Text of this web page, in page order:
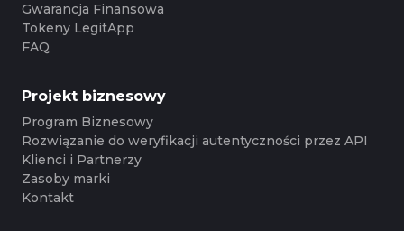
Gwarancja Finansowa
Tokeny LegitApp
FAQ
Projekt biznesowy
Program Biznesowy
Rozwiązanie do weryfikacji autentyczności przez API
Klienci i Partnerzy
Zasoby marki
Kontakt